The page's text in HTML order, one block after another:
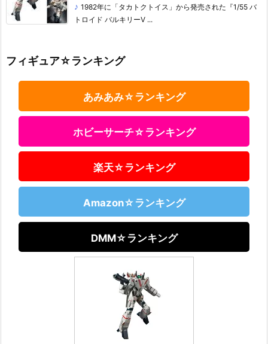
♪ 1982年に「タカトクトイス」から発売された『1/55 バ
トロイド バルキリーV ...
フィギュア☆ランキング
あみあみ☆ランキング
ホビーサーチ☆ランキング
楽天☆ランキング
Amazon☆ランキング
DMM☆ランキング